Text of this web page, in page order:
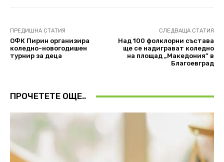
ПРЕДИШНА СТАТИЯ
ОФК Пирин организира
коледно-новогодишен
турнир за деца
СЛЕДВАЩА СТАТИЯ
Над 100 фолклорни състава
ще се надиграват коледно
на площад „Македония” в
Благоевград
ПРОЧЕТЕТЕ ОЩЕ..